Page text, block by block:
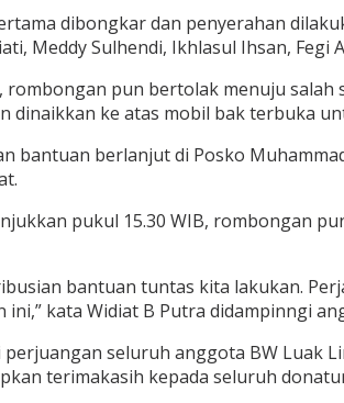
dibongkar dan penyerahan
Meddy Sulhendi, Ikhlasul Ihsan, Fegi
pun bertolak menuju salah
dinaikkan ke atas mobil bak terbuka
bantuan berlanjut di Posko
pukul 15.30 WIB, rombongan
bantuan tuntas kita lakukan.
kata Widiat B Putra didampinngi
perjuangan seluruh anggota BW Luak
terimakasih kepada seluruh